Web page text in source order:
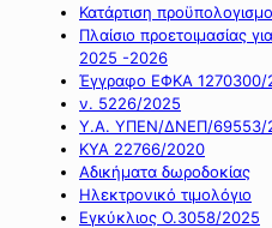
Κατάρτιση
Πλαίσιο προετοιμασίας
2025 -2026
Έγγραφο ΕΦΚΑ 1270300/
ν. 5226/2025
Υ.Α. ΥΠΕΝ/ΔΝΕΠ/69553/
ΚΥΑ 22766/2020
Αδικήματα δωροδοκίας
Ηλεκτρονικό τιμολόγιο
Εγκύκλιος Ο.3058/2025